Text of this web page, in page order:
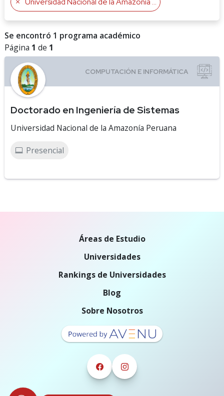
Se encontró 1 programa académico
Página 1 de 1
Doctorado en Ingeniería de Sistemas
Universidad Nacional de la Amazonía Peruana
Presencial
Áreas de Estudio
Universidades
Rankings de Universidades
Blog
Sobre Nosotros